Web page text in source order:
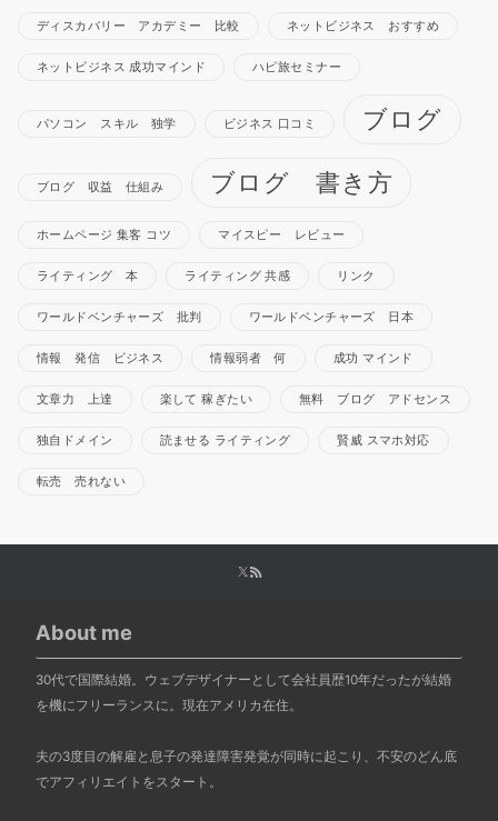
ディスカバリー アカデミー 比較 ネットビジネス おすすめ
ネットビジネス 成功マインド ハピ旅セミナー
パソコン スキル 独学 ビジネス 口コミ ブログ
ブログ 収益 仕組み ブログ 書き方
ホームページ 集客 コツ マイスピー レビュー
ライティング 本 ライティング 共感 リンク
ワールドベンチャーズ 批判 ワールドベンチャーズ 日本
情報 発信 ビジネス 情報弱者 何 成功 マインド
文章力 上達 楽して 稼ぎたい 無料 ブログ アドセンス
独自ドメイン 読ませる ライティング 賢威 スマホ対応
転売 売れない
About me
30代で国際結婚。ウェブデザイナーとして会社員歴10年だったが結婚
を機にフリーランスに。現在アメリカ在住。
夫の3度目の解雇と息子の発達障害発覚が同時に起こり、不安のどん底
でアフィリエイトをスタート。